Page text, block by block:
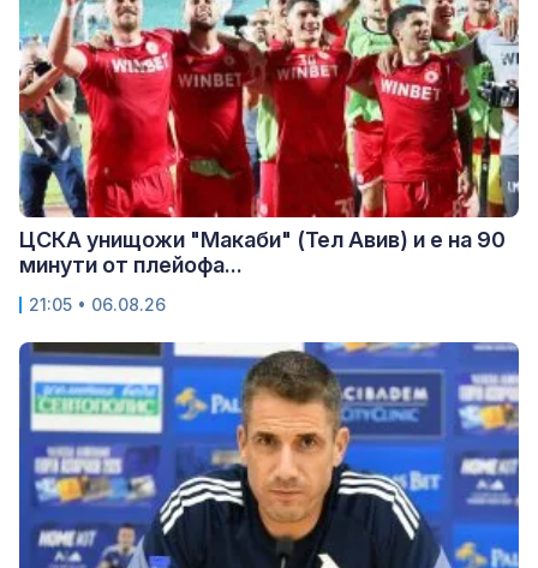
ЦСКА унищожи "Макаби" (Тел Авив) и е на 90
минути от плейофа...
21:05 • 06.08.26